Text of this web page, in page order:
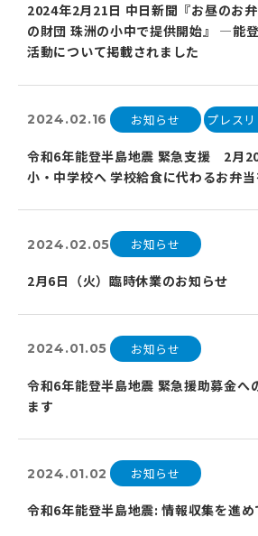
2024年2月21日 中日新聞『お昼のお
の財団 珠洲の小中で提供開始』 ―能
活動について掲載されました
2024.02.16 お知らせ プレスリ
令和6年能登半島地震 緊急支援 2月
小・中学校へ 学校給食に代わるお弁
2024.02.05 お知らせ
2月6日（火）臨時休業のお知らせ
2024.01.05 お知らせ
令和6年能登半島地震 緊急援助募金へ
ます
2024.01.02 お知らせ
令和6年能登半島地震: 情報収集を進め